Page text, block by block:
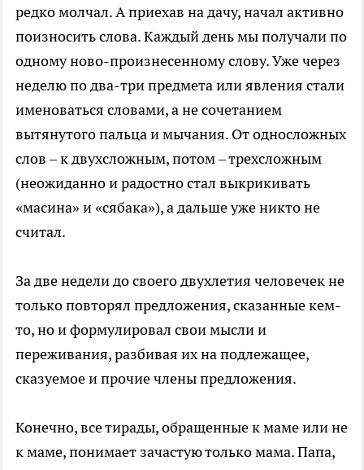
редко молчал. А приехав на дачу, начал активно
поизносить слова. Каждый день мы получали по
одному ново-произнесенному слову. Уже через
неделю по два-три предмета или явления стали
именоваться словами, а не сочетанием
вытянутого пальца и мычания. От односложных
слов – к двухсложным, потом – трехсложным
(неожиданно и радостно стал выкрикивать
«масина» и «сябака»), а дальше уже никто не
считал.
За две недели до своего двухлетия человечек не
только повторял предложения, сказанные кем-
то, но и формулировал свои мысли и
переживания, разбивая их на подлежащее,
сказуемое и прочие члены предложения.
Конечно, все тирады, обращенные к маме или не
к маме, понимает зачастую только мама. Папа,